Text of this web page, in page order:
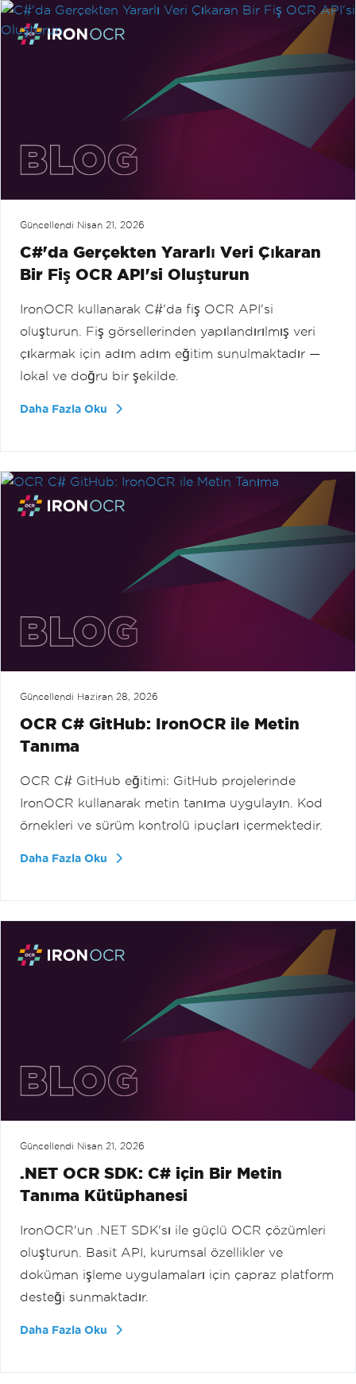
Güncellendi Nisan 21, 2026
C#'da Gerçekten Yararlı Veri Çıkaran
Bir Fiş OCR API'si Oluşturun
IronOCR kullanarak C#'da fiş OCR API'si
oluşturun. Fiş görsellerinden yapılandırılmış veri
çıkarmak için adım adım eğitim sunulmaktadır —
lokal ve doğru bir şekilde.
Daha Fazla Oku
Güncellendi Haziran 28, 2026
OCR C# GitHub: IronOCR ile Metin
Tanıma
OCR C# GitHub eğitimi: GitHub projelerinde
IronOCR kullanarak metin tanıma uygulayın. Kod
örnekleri ve sürüm kontrolü ipuçları içermektedir.
Daha Fazla Oku
Güncellendi Nisan 21, 2026
.NET OCR SDK: C# için Bir Metin
Tanıma Kütüphanesi
IronOCR'un .NET SDK'sı ile güçlü OCR çözümleri
oluşturun. Basit API, kurumsal özellikler ve
doküman işleme uygulamaları için çapraz platform
desteği sunmaktadır.
Daha Fazla Oku